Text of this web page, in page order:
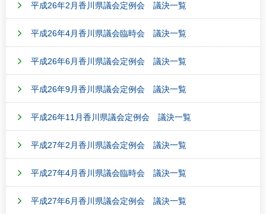
平成26年2月香川県議会定例会 議決一覧
平成26年4月香川県議会臨時会 議決一覧
平成26年6月香川県議会定例会 議決一覧
平成26年9月香川県議会定例会 議決一覧
平成26年11月香川県議会定例会 議決一覧
平成27年2月香川県議会定例会 議決一覧
平成27年4月香川県議会臨時会 議決一覧
平成27年6月香川県議会定例会 議決一覧